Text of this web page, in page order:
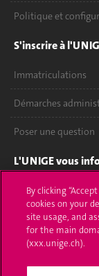
Politique et
S'inscrire à
Immatriculations
Démarches
Poser une question
L'UNIGE vous
UNIGE Mobile
Médias
Offres d'emploi
By clicking
cookies on your
site usage, and
for the main
(xxx.unige.ch).